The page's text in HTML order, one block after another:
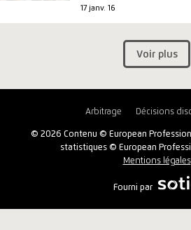
Voir plus
17 janv. 16
Arbitrage Décisions
© 2026 Contenu © European
statistiques © European
Mentions légales
Fourni par